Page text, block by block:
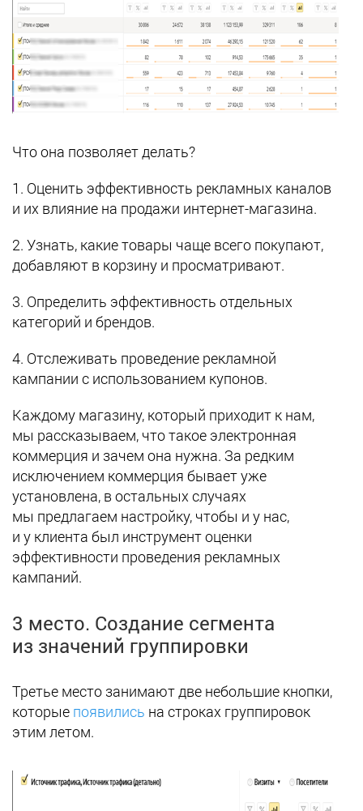
Что она позволяет делать?
1. Оценить эффективность рекламных каналов
и их влияние на продажи интернет-магазина.
2. Узнать, какие товары чаще всего покупают,
добавляют в корзину и просматривают.
3. Определить эффективность отдельных
категорий и брендов.
4. Отслеживать проведение рекламной
кампании с использованием купонов.
Каждому магазину, который приходит к нам,
мы рассказываем, что такое электронная
коммерция и зачем она нужна. За редким
исключением коммерция бывает уже
установлена, в остальных случаях
мы предлагаем настройку, чтобы и у нас,
и у клиента был инструмент оценки
эффективности проведения рекламных
кампаний.
3 место. Создание сегмента
из значений группировки
Третье место занимают две небольшие кнопки,
которые появились на строках группировок
этим летом.